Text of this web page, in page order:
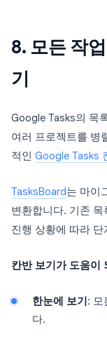
8. 모든 작
기
Google Tasks의 목
여러 프로젝트를 병
적인 Google Tasks
TasksBoard는 마이
변환합니다. 기존
진행 상황에 따라
칸반 보기가 도움이
한눈에 보기 : 모
다.